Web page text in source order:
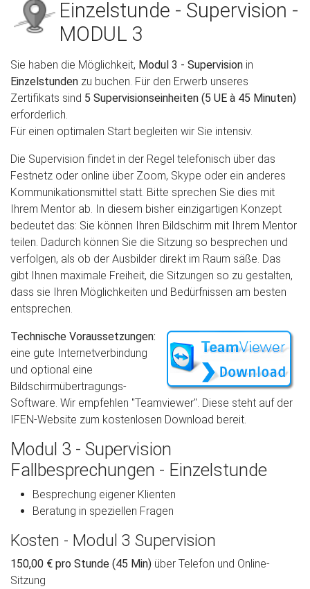
Einzelstunde - Supervision -
MODUL 3
Sie haben die Möglichkeit, Modul 3 - Supervision in
Einzelstunden zu buchen. Für den Erwerb unseres
Zertifikats sind 5 Supervisionseinheiten (5 UE à 45 Minuten)
erforderlich.
Für einen optimalen Start begleiten wir Sie intensiv.
Die Supervision findet in der Regel telefonisch über das
Festnetz oder online über Zoom, Skype oder ein anderes
Kommunikationsmittel statt. Bitte sprechen Sie dies mit
Ihrem Mentor ab. In diesem bisher einzigartigen Konzept
bedeutet das: Sie können Ihren Bildschirm mit Ihrem Mentor
teilen. Dadurch können Sie die Sitzung so besprechen und
verfolgen, als ob der Ausbilder direkt im Raum säße. Das
gibt Ihnen maximale Freiheit, die Sitzungen so zu gestalten,
dass sie Ihren Möglichkeiten und Bedürfnissen am besten
entsprechen.
Technische Voraussetzungen:
eine gute Internetverbindung
und optional eine
Bildschirmübertragungs-
Software. Wir empfehlen "Teamviewer". Diese steht auf der
IFEN-Website zum kostenlosen Download bereit.
Modul 3 - Supervision
Fallbesprechungen - Einzelstunde
Besprechung eigener Klienten
Beratung in speziellen Fragen
Kosten - Modul 3 Supervision
150,00 € pro Stunde (45 Min) über Telefon und Online-
Sitzung